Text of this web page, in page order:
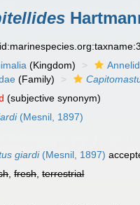
(Kingdom)
(Family)
(subjective synonym)
(Mesnil, 1897)
giardi(Mesnil, 1897)
,fresh,terrestrial